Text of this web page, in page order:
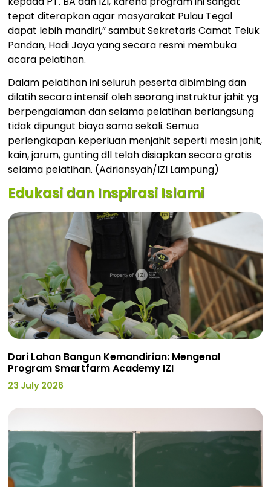
tepat diterapkan agar masyarakat Pulau Tegal
dapat lebih mandiri,” sambut Sekretaris Camat Teluk
Pandan, Hadi Jaya yang secara resmi membuka
acara pelatihan.
Dalam pelatihan ini seluruh peserta dibimbing dan
dilatih secara intensif oleh seorang instruktur jahit yg
berpengalaman dan selama pelatihan berlangsung
tidak dipungut biaya sama sekali. Semua
perlengkapan keperluan menjahit seperti mesin jahit,
kain, jarum, gunting dll telah disiapkan secara gratis
selama pelatihan. (Adriansyah/IZI Lampung)
Edukasi dan Inspirasi Islami
Dari Lahan Bangun Kemandirian: Mengenal
Program Smartfarm Academy IZI
23 July 2026